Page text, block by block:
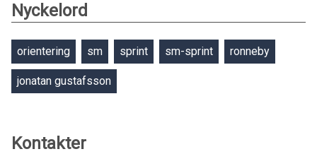
Nyckelord
orientering sm sprint sm-sprint ronneby
jonatan gustafsson
Kontakter